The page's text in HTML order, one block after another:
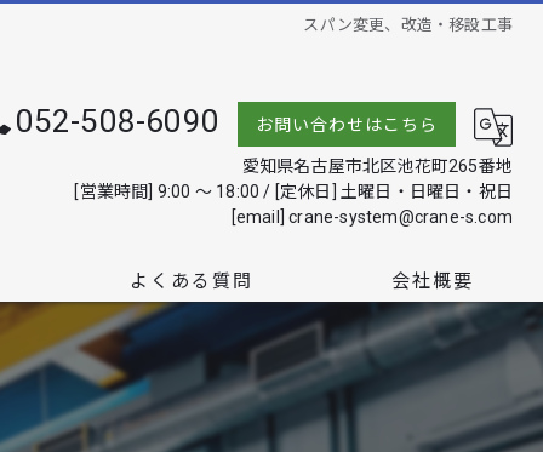
スパン変更、改造・移設工事
052-508-6090 お問い合わせはこちら
愛知県名古屋市北区池花町265番地
[営業時間] 9:00 ～ 18:00 / [定休日] 土曜日・日曜日・祝日
​[email] crane-system@crane-s.com
よくある質問 会社概要